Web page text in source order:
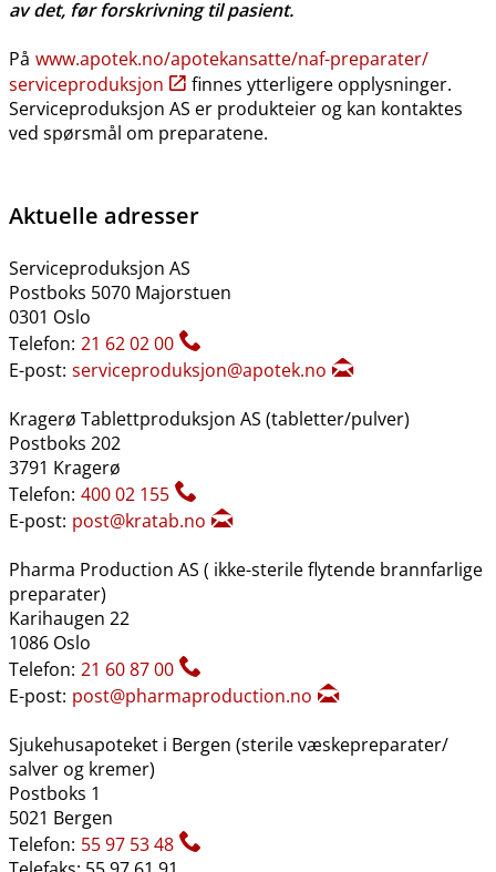
av det, før forskrivning til pasient.
På www.apotek.no​/​apotekansatte​/​naf-preparater​/​
serviceproduksjon
finnes ytterligere opplysninger.
Serviceproduksjon AS er produkteier og kan kontaktes
ved spørsmål om preparatene.
Aktuelle adresser
Serviceproduksjon AS
Postboks 5070 Majorstuen
0301 Oslo
Telefon: 21 62 02 00
E-post: serviceproduksjon@apotek.no
Kragerø Tablettproduksjon AS (tabletter​/​pulver)
Postboks 202
3791 Kragerø
Telefon: 400 02 155
E-post: post@kratab.no
Pharma Production AS ( ikke-sterile flytende brannfarlige
preparater)
Karihaugen 22
1086 Oslo
Telefon: 21 60 87 00
E-post: post@pharmaproduction.no
Sjukehusapoteket i Bergen (sterile væskepreparater​/​
salver og kremer)
Postboks 1
5021 Bergen
Telefon: 55 97 53 48